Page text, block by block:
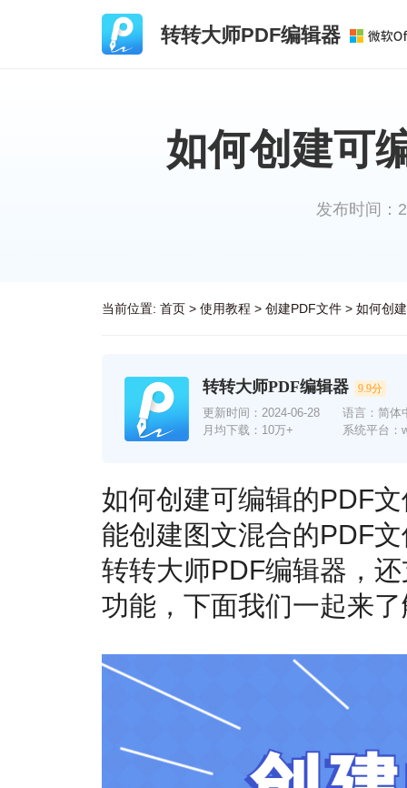
转转大师PDF编辑器
如何创建可
发布时间：
当前位置: 首页> 使用教程 > 创建PDF文件> 如何创
转转大师PDF编辑器 9.9分
更新时间： 2024-06-28
月均下载：10万+
语言：简体
系统平台：
如何创建可编辑的PDF
能创建图文混合的PDF
转转大师PDF编辑器，
功能，下面我们一起来